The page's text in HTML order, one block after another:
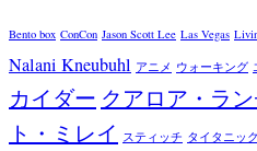
Bento box ConCon Jason Scott Lee Las Vegas
Nalani Kneubuhl アニメ ウォーキング
カイダー クアロア・ラ
ト・ミレイ スティッチ タイタニック